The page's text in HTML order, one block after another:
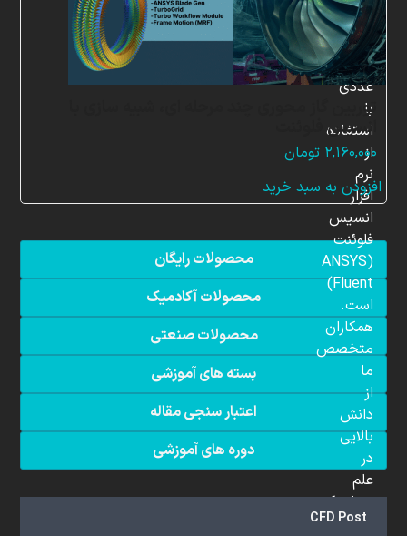
توربین گاز محوری چند مرحله ای، شبیه سازی با
انسیس فلوئنت
۲,۱۶۰,۰۰۰ تومان
افزودن به سبد خرید
محصولات رایگان
محصولات آکادمیک
محصولات صنعتی
بسته های آموزشی
اعتبار سنجی مقاله
دوره های آموزشی
CFD Post
زمینه
شبیه
سازی
عددی
با
استفاده
از
نرم
افزار
انسیس
فلوئنت
(ANSYS
Fluent)
است.
همکاران
متخصص
ما
از
دانش
بالایی
در
علم
دینامیک
سیالات